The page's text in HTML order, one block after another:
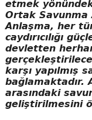
etmek
Ortak Savunma
Anlaşma, her
caydırıcılığı
devletten
karşı yapılmış
bağlamaktadır.
arasındaki
geliştirilmesini